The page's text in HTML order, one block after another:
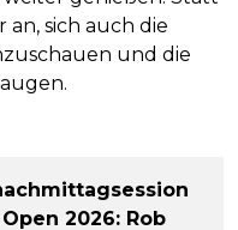
sich auch die
und die
2026: Rob